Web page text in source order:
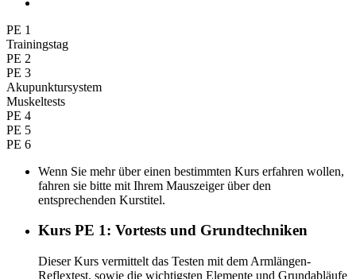
PE 1
Trainingstag
PE 2
PE 3
Akupunktursystem
Muskeltests
PE 4
PE 5
PE 6
Wenn Sie mehr über einen bestimmten Kurs erfahren wollen,
fahren sie bitte mit Ihrem Mauszeiger über den
entsprechenden Kurstitel.
Kurs PE 1: Vortests und Grundtechniken
Dieser Kurs vermittelt das Testen mit dem Armlängen-
Reflextest, sowie die wichtigsten Elemente und Grundabläufe